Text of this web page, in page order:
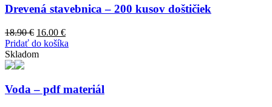
Drevená stavebnica – 200 kusov doštičiek
18.90€ Original
price
was:
16.00 €Current
price
Pridať do košíka
Skladom
Voda – pdf materiál